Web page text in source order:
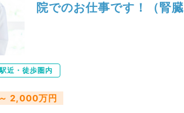
院でのお仕事です！（腎臓
駅近・徒歩圏内
2,000万円